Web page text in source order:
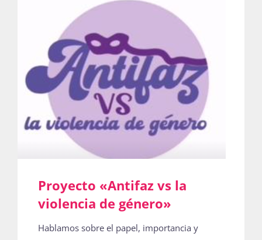
Proyecto «Antifaz vs la
violencia de género»
Hablamos sobre el papel, importancia y